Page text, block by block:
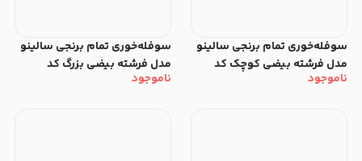
سوفله‌خوری تمام برنجی سالینو
مدل فرشته بیضی کوچک کد
98501-B
ناموجود
سوفله‌خوری تمام برنجی سالینو
مدل فرشته بیضی بزرگ کد
98503-B
ناموجود